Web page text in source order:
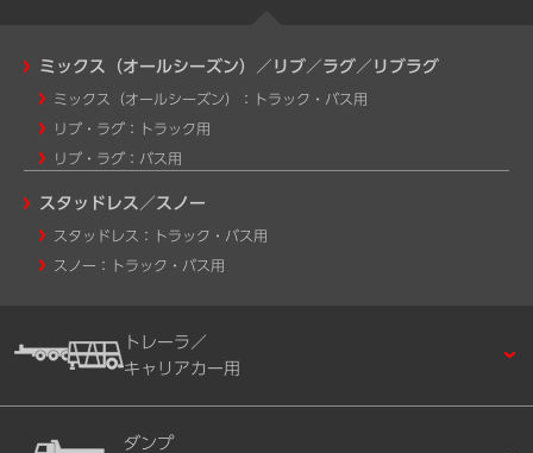
ミックス（オールシーズン）／リブ／ラグ／リブラグ
ミックス（オールシーズン）：トラック・バス用
リブ・ラグ：トラック用
リブ・ラグ：バス用
スタッドレス／スノー
スタッドレス：トラック・バス用
スノー：トラック・バス用
トレーラ／
キャリアカー用
ダンプ